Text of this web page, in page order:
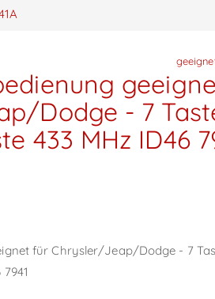
Dodge - 7
433 MHz ID46
für Chrysler/Jeap/Dodge - 7